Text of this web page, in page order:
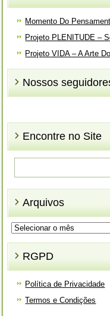
Momento Do
Projeto PLENITUDE –
Projeto VIDA – A Arte
Nossos
Encontre no Site
Arquivos
Arquivos
RGPD
Política de Privacidade
Termos e Condições